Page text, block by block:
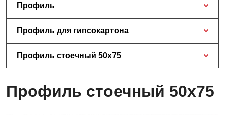
Профиль
Профиль для гипсокартона
Профиль стоечный 50х75
Профиль стоечный 50х75